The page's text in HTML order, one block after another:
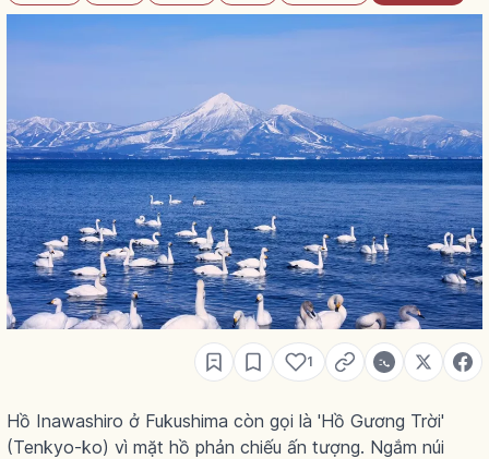
1
Hồ Inawashiro ở Fukushima còn gọi là 'Hồ Gương Trời'
(Tenkyo-ko) vì mặt hồ phản chiếu ấn tượng. Ngắm núi